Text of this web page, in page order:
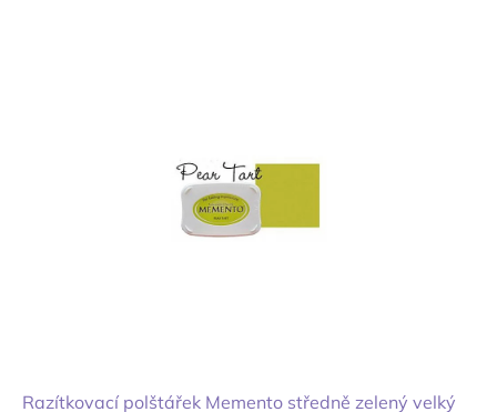
Razítkovací polštářek Memento středně zelený velký